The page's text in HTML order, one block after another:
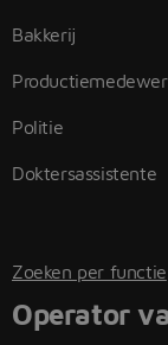
Bakkerij
Politie
Doktersassistente
Zoeken per functie
Operator